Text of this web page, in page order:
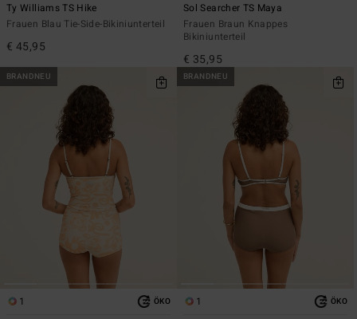
Ty Williams TS Hike
Frauen Blau Tie-Side-Bikiniunterteil
€ 45,95
Sol Searcher TS Maya
Frauen Braun Knappes
Bikiniunterteil
€ 35,95
BRANDNEU
1 ÖKO
BRANDNEU
1 ÖKO